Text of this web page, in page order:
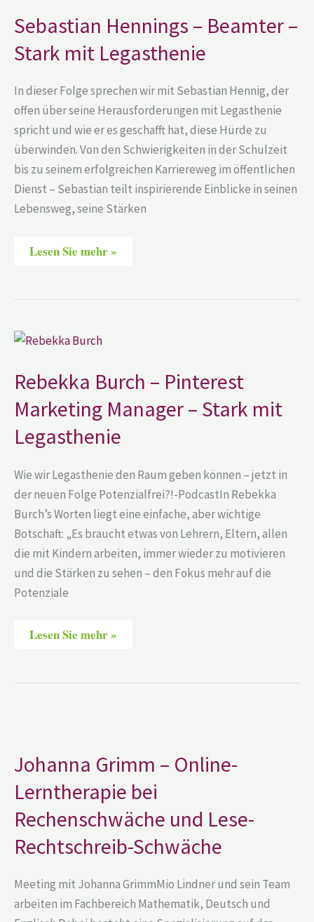
Sebastian Hennings – Beamter –
Stark mit Legasthenie
In dieser Folge sprechen wir mit Sebastian Hennig, der
offen über seine Herausforderungen mit Legasthenie
spricht und wie er es geschafft hat, diese Hürde zu
überwinden. Von den Schwierigkeiten in der Schulzeit
bis zu seinem erfolgreichen Karriereweg im öffentlichen
Dienst – Sebastian teilt inspirierende Einblicke in seinen
Lebensweg, seine Stärken
Beamter
–
Stark
mit
Legasthenie
Lesen Sie mehr »
Rebekka Burch – Pinterest
Marketing Manager – Stark mit
Legasthenie
Wie wir Legasthenie den Raum geben können – jetzt in
der neuen Folge Potenzialfrei?!-PodcastIn Rebekka
Burch’s Worten liegt eine einfache, aber wichtige
Botschaft: „Es braucht etwas von Lehrern, Eltern, allen
die mit Kindern arbeiten, immer wieder zu motivieren
und die Stärken zu sehen – den Fokus mehr auf die
Potenziale
Rebekka
Burch
Pinterest
Marketing
Manager
–
Stark
mit
Legasthenie
Lesen Sie mehr »
Johanna Grimm – Online-
Lerntherapie bei
Rechenschwäche und Lese-
Rechtschreib-Schwäche
Meeting mit Johanna GrimmMio Lindner und sein Team
arbeiten im Fachbereich Mathematik, Deutsch und
Online-
Lerntherapie
Rechenschwäche
und
Lese-
Rechtschreib-
Schwäche